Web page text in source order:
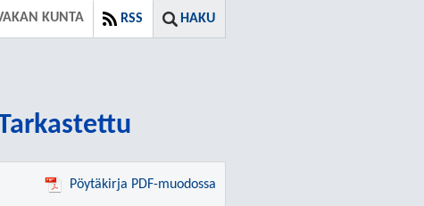
HAKU
RSS
KUNTA
Pöytäkirja PDF-muodossa